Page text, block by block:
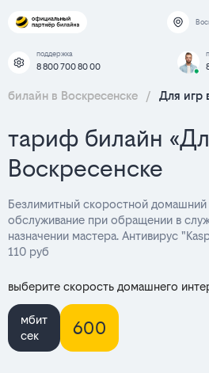
поддержка
8 800 700 80 00
билайн в Воскресенске / Для игр
тариф билайн
Воскресенске
Безлимитный скоростной
обслуживание при обращении в
назначении мастера. Антивирус
110 руб
выберите скорость домашнего
мбит
сек
600